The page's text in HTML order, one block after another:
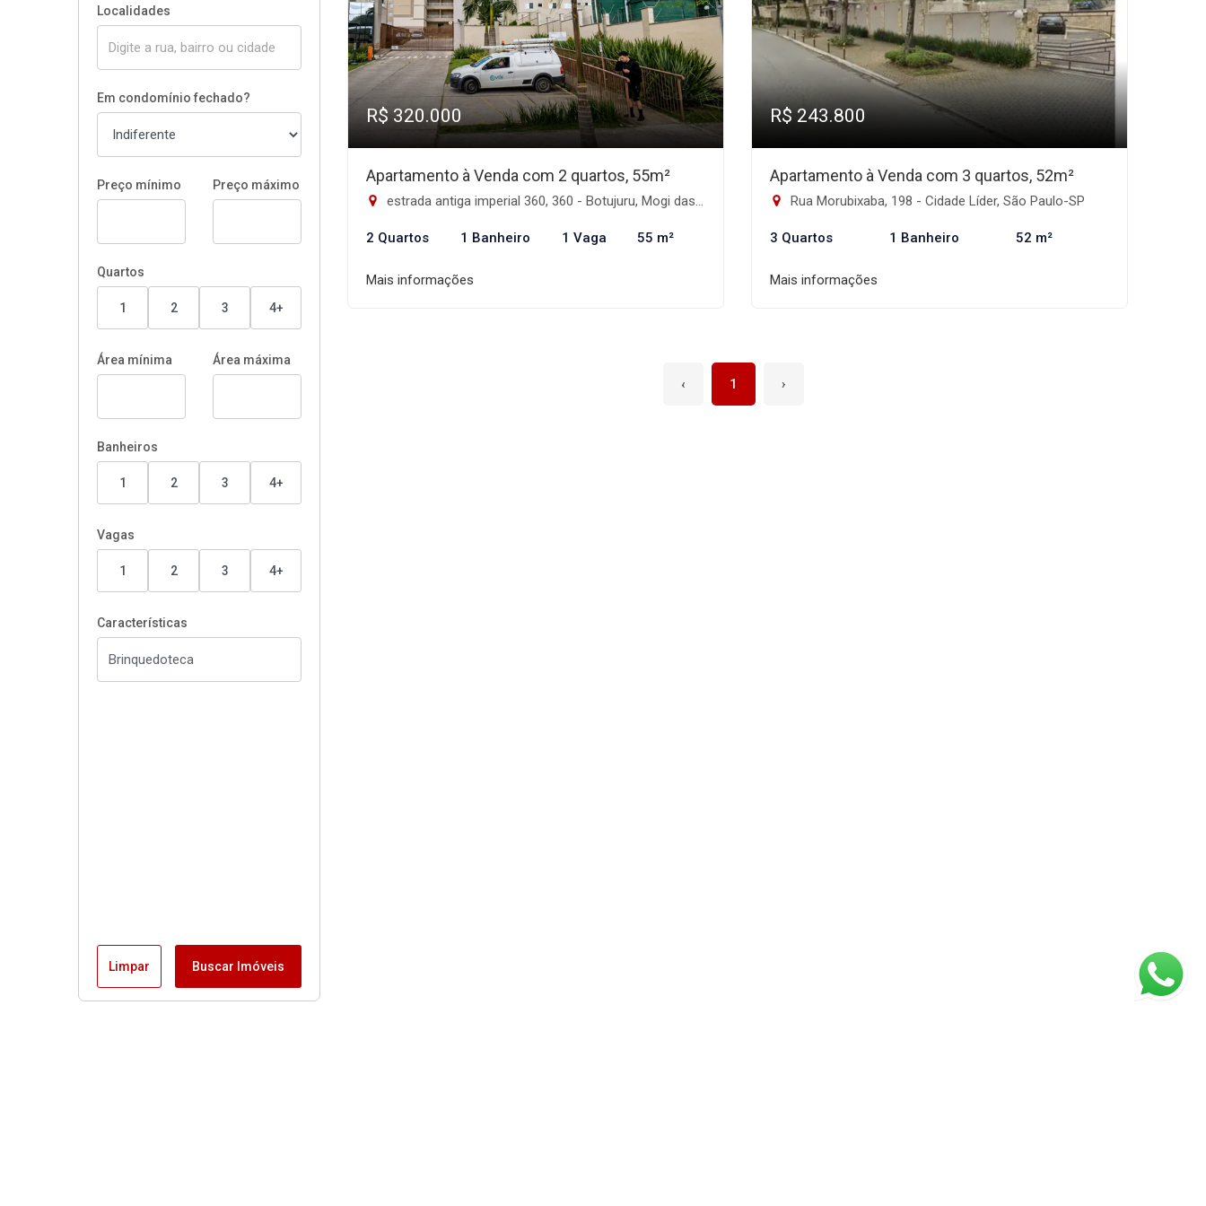
Localidades
Em condomínio fechado?
Preço mínimo Preço máximo
Quartos
1 2 3 4+
Área mínima Área máxima
Banheiros
1 2 3 4+
Vagas
1 2 3 4+
Características
Limpar Buscar Imóveis
R$ 320.000
Apartamento à Venda com 2 quartos, 55m²
estrada antiga imperial 360, 360 - Botujuru, Mogi das Cruzes-SP
2 Quartos 1 Banheiro 1 Vaga 55 m²
Mais informações
R$ 243.800
Apartamento à Venda com 3 quartos, 52m²
Rua Morubixaba, 198 - Cidade Líder, São Paulo-SP
3 Quartos 1 Banheiro 52 m²
Mais informações
‹ 1 ›